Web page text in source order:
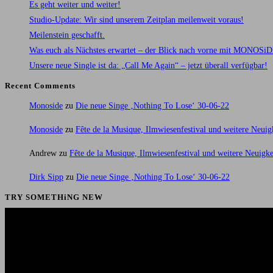
Es geht weiter und weiter!
Studio-Update: Wir sind unserem Zeitplan meilenweit voraus!
Meilenstein geschafft.
Was euch als Nächstes erwartet – der Blick nach vorne mit
Unsere neue Single ist da: „Call Me Again“ – jetzt überall verfügbar!
Recent Comments
Monoside zu Die neue Singe ‚Nothing To Lose‘ 30-06-22
Monoside zu Fête de la Musique, Ilmwiesenfestival und weitere
Andrew zu Fête de la Musique, Ilmwiesenfestival und weitere
Dirk Sipp zu Die neue Singe ‚Nothing To Lose‘ 30-06-22
TRY SOMETHiNG NEW